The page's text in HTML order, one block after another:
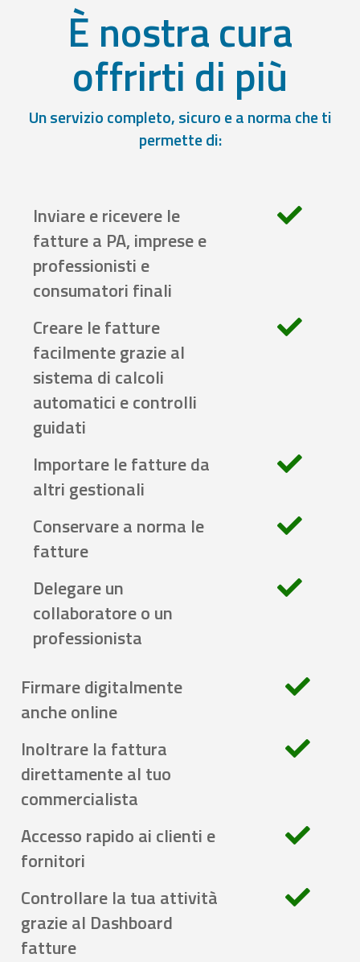
È nostra cura
offrirti di più
Un servizio completo, sicuro e a norma che ti
permette di:
Inviare e ricevere le
fatture a PA, imprese e
professionisti e
consumatori finali
Creare le fatture
facilmente grazie al
sistema di calcoli
automatici e controlli
guidati
Importare le fatture da
altri gestionali
Conservare a norma le
fatture
Delegare un
collaboratore o un
professionista
Firmare digitalmente
anche online
Inoltrare la fattura
direttamente al tuo
commercialista
Accesso rapido ai clienti e
fornitori
Controllare la tua attività
grazie al Dashboard
fatture